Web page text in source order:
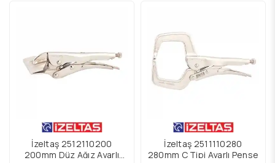
İzeltaş 2512110200
200mm Düz Ağız Ayarlı
İzeltaş 2511110280
280mm C Tipi Ayarlı Pense